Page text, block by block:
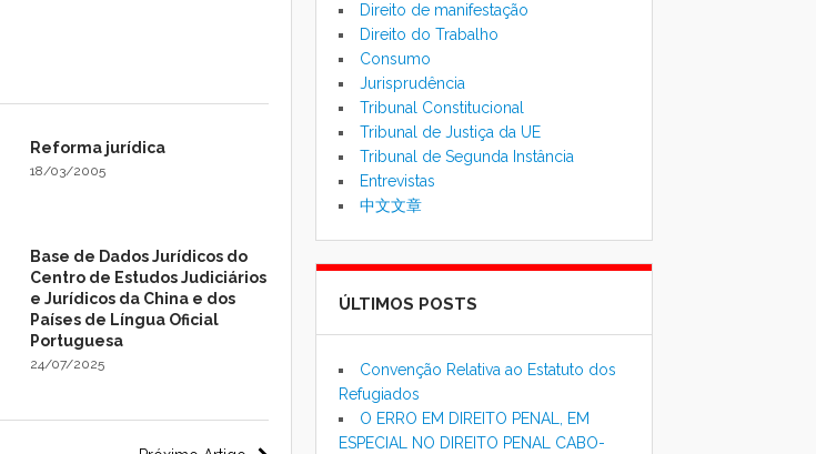
Reforma jurídica
18/03/2005
Base de Dados Jurídicos do
Centro de Estudos Judiciários
e Jurídicos da China e dos
Países de Língua Oficial
Portuguesa
24/07/2025
Direito de manifestação
Direito do Trabalho
Consumo
Jurisprudência
Tribunal Constitucional
Tribunal de Justiça da UE
Tribunal de Segunda Instância
Entrevistas
中文文章
ÚLTIMOS POSTS
Convenção Relativa ao Estatuto dos
Refugiados
O ERRO EM DIREITO PENAL, EM
ESPECIAL NO DIREITO PENAL CABO-